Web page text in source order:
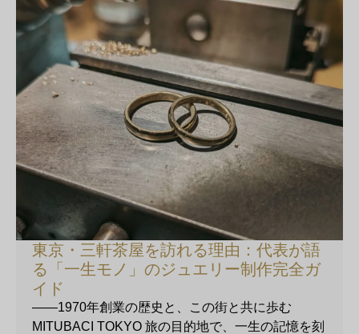
東京・三軒茶屋を訪れる理由：代表が語
る「一生モノ」のジュエリー制作完全ガ
イド
——1970年創業の歴史と、この街と共に歩む
MITUBACI TOKYO 旅の目的地で、一生の記憶を刻